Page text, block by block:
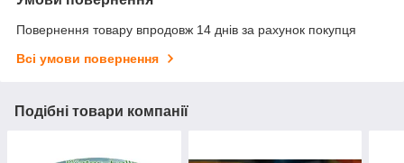
Повернення товару впродовж 14 днів за рахунок покупця
Всі умови повернення
Подібні товари компанії